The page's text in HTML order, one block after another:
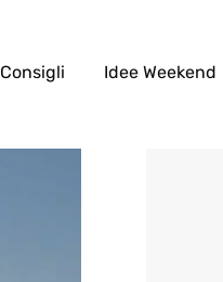
Consigli Idee Weekend